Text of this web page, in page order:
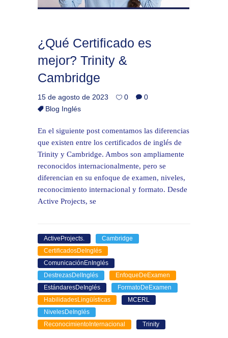
¿Qué Certificado es
mejor? Trinity &
Cambridge
15 de agosto de 2023 0
0
Blog Inglés
En el siguiente post comentamos las diferencias
que existen entre los certificados de inglés de
Trinity y Cambridge. Ambos son ampliamente
reconocidos internacionalmente, pero se
diferencian en su enfoque de examen, niveles,
reconocimiento internacional y formato. Desde
Active Projects, se
ActiveProjects.
Cambridge
CertificadosDeInglés
ComunicaciónEnInglés
DestrezasDelInglés
EnfoqueDeExamen
EstándaresDeInglés
FormatoDeExamen
HabilidadesLingüísticas
MCERL
NivelesDeInglés
ReconocimientoInternacional
Trinity